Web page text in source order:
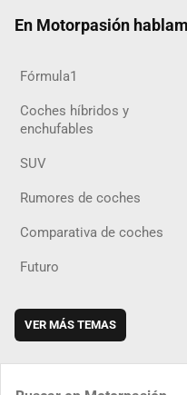
En Motorpasión
Fórmula1
Coches híbridos y
enchufables
SUV
Rumores de coches
Comparativa de coches
Futuro
VER MÁS TEMAS